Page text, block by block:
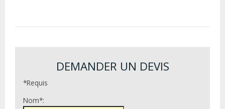
DEMANDER UN DEVIS
*Requis
Nom*: